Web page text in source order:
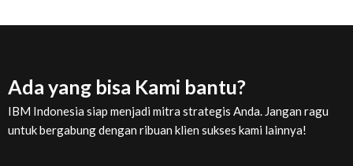
Ada yang bisa Kami bantu?
IBM Indonesia siap menjadi mitra strategis Anda. Jangan ragu
untuk bergabung dengan ribuan klien sukses kami lainnya!